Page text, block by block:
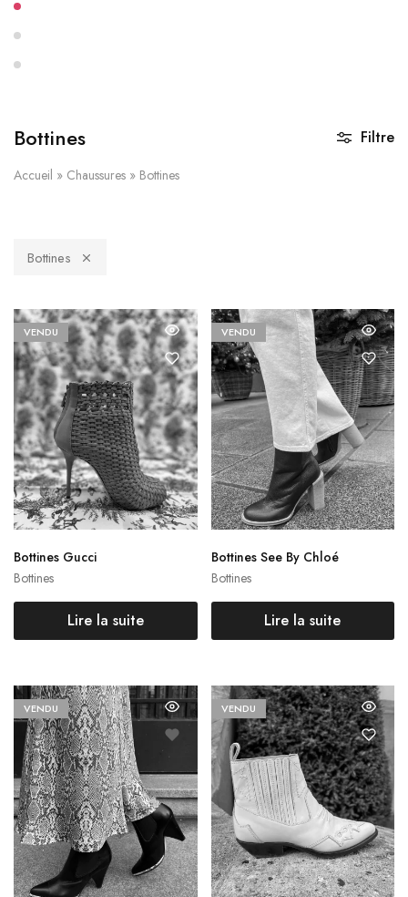
Bottines
Accueil » Chaussures » Bottines
Filtre
Bottines
VENDU
Bottines
Bottines Gucci
Lire la suite
VENDU
Bottines
Bottines See By Chloé
Lire la suite
VENDU VENDU